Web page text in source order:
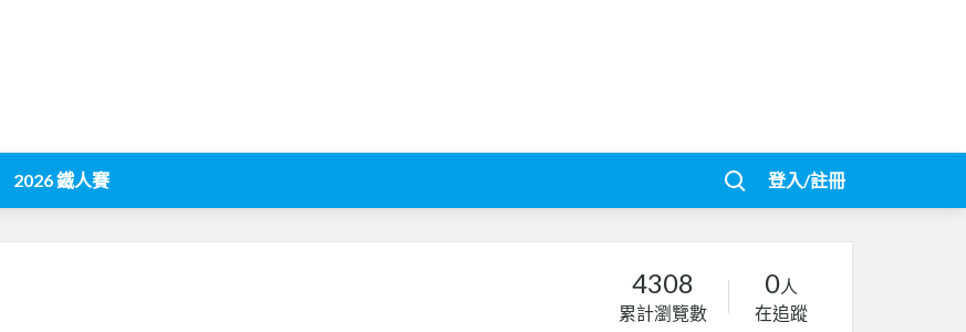
2026 鐵人賽 登入/註冊
4308
累計瀏覽數
0人
在追蹤